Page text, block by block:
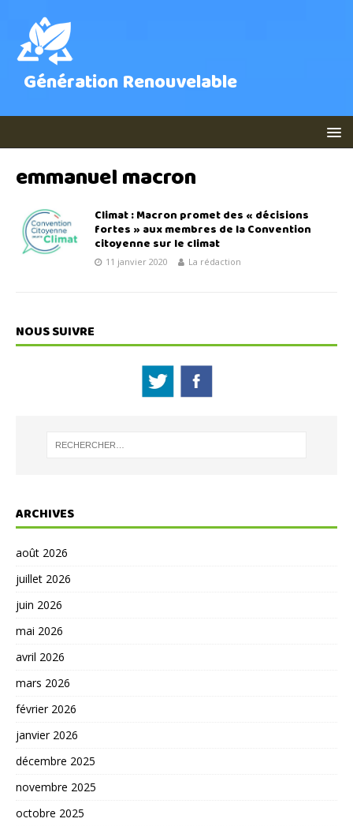
Génération Renouvelable
emmanuel macron
Climat : Macron promet des « décisions
fortes » aux membres de la Convention
citoyenne sur le climat
11 janvier 2020 La rédaction
NOUS SUIVRE
ARCHIVES
août 2026
juillet 2026
juin 2026
mai 2026
avril 2026
mars 2026
février 2026
janvier 2026
décembre 2025
novembre 2025
octobre 2025